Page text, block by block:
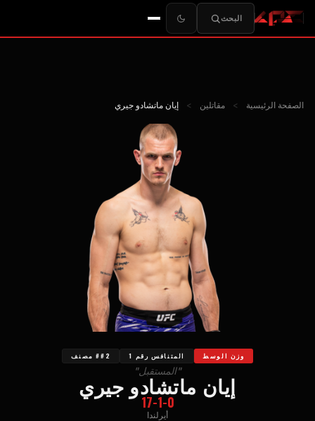
البحث
الصفحة الرئيسية > مقاتلين > إيان ماتشادو جيري
وزن الوسط المتنافس رقم 1 ##2 مصنف
"المستقبل"
إيان ماتشادو جيري
17-1-0
أيرلندا